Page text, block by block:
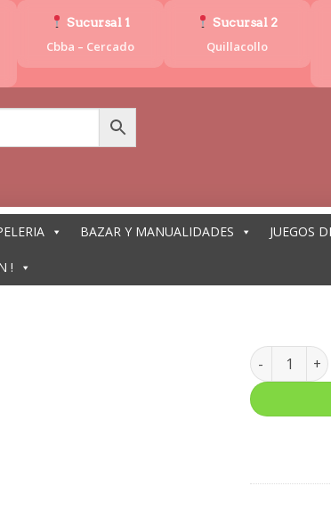
Sucursal 1
Cbba – Cercado
Sucursal 2
Quillacollo
BAZAR Y MANUALIDADES JUEGOS
!
BALANZA